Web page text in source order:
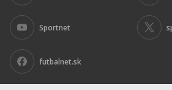
Sportnet
futbalnet.sk